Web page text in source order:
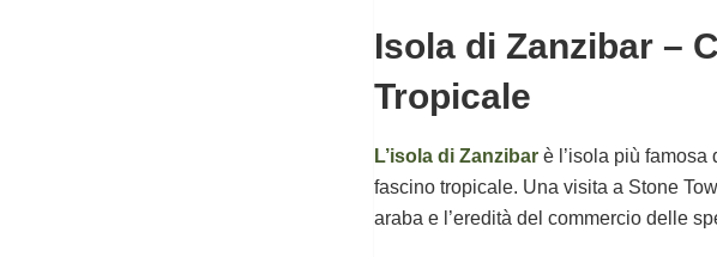
Isola di Zanzibar –
Tropicale
L’isola di Zanzibar è l’isola più famosa
fascino tropicale. Una visita a Stone
araba e l’eredità del commercio delle